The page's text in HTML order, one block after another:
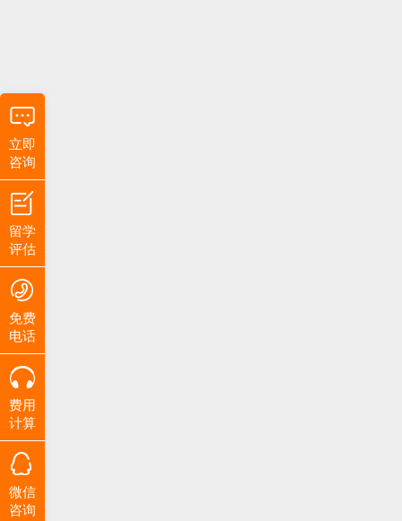
立即
咨询
留学
评估
免费
电话
费用
计算
微信
咨询